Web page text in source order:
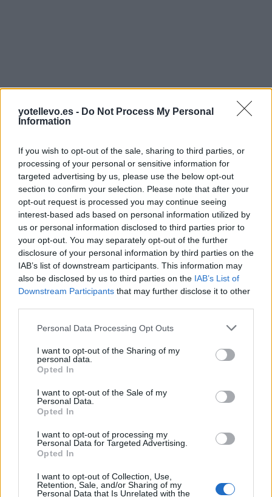
yotellevo.es - Do Not Process My Personal
Information
If you wish to opt-out of the sale, sharing to third parties, or
processing of your personal or sensitive information for
targeted advertising by us, please use the below opt-out
section to confirm your selection. Please note that after your
opt-out request is processed you may continue seeing
interest-based ads based on personal information utilized by
us or personal information disclosed to third parties prior to
your opt-out. You may separately opt-out of the further
disclosure of your personal information by third parties on the
IAB’s list of downstream participants. This information may
also be disclosed by us to third parties on the IAB’s List of
Downstream Participants that may further disclose it to other
Personal Data Processing Opt Outs
I want to opt-out of the Sharing of my
personal data.
Opted In
I want to opt-out of the Sale of my
Personal Data.
Opted In
I want to opt-out of processing my
Personal Data for Targeted Advertising.
Opted In
I want to opt-out of Collection, Use,
Retention, Sale, and/or Sharing of my
Personal Data that Is Unrelated with the